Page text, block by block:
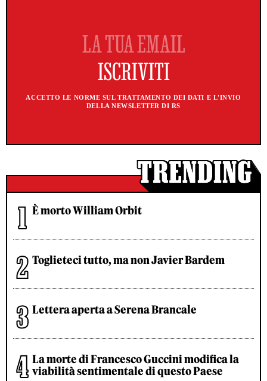
ACCETTO LE NORME SUL TRATTAMENTO DEI DATI E L'INVIO
DELLA NEWSLETTER DI RS
È morto William Orbit
Toglieteci tutto, ma non Javier Bardem
Lettera aperta a Serena Brancale
La morte di Francesco Guccini modifica la
viabilità sentimentale di questo Paese